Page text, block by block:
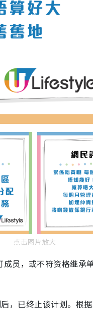
点击图片放大
员，或不符资格继承
，已终止该计划。根